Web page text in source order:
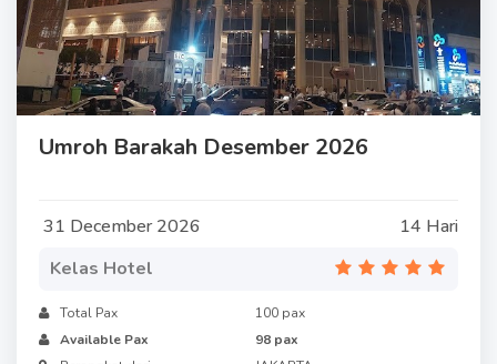
Umroh Barakah Desember 2026
31 December 2026
14 Hari
Kelas Hotel
Total Pax
100 pax
Available Pax
98 pax